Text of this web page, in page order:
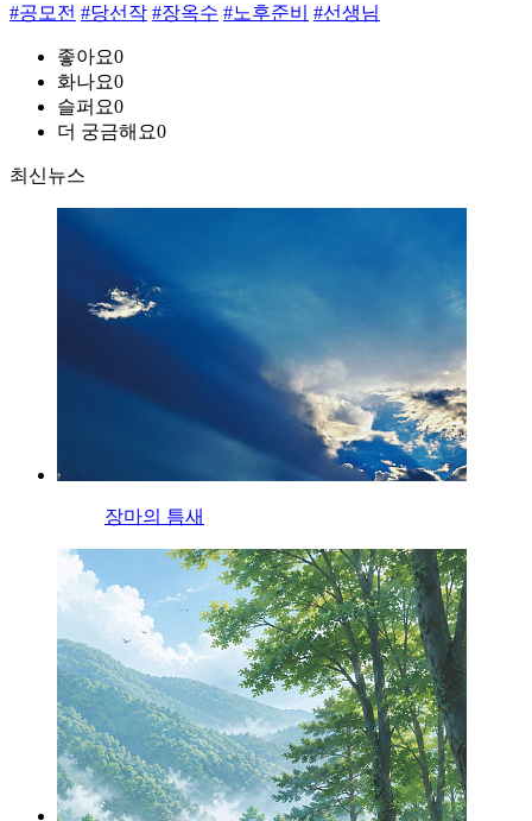
#공모전 #당선작 #장옥수 #노후준비 #선생님
좋아요0
화나요0
슬퍼요0
더 궁금해요0
최신뉴스
장마의 틈새